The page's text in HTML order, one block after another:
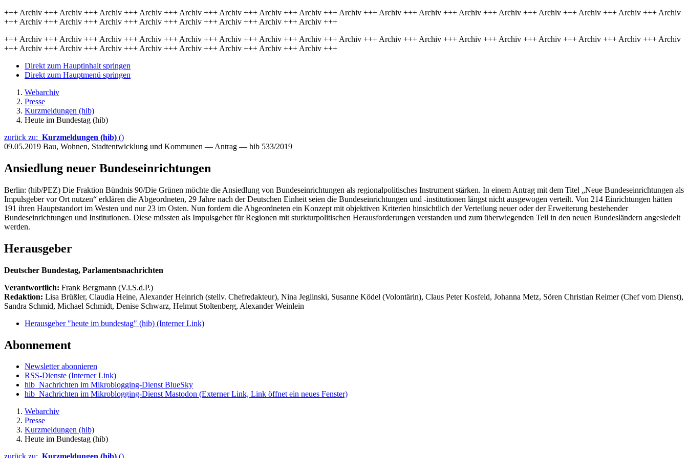
+++ Archiv +++ Archiv +++ Archiv +++ Archiv +++ Archiv +++ Archiv +++ Archiv +++ Archiv +++ Archiv +++ Archiv +++ Archiv +++ Archiv +++ Archiv +++ Archiv +++ Archiv +++ Archiv +++ Archiv
+++ Archiv +++ Archiv +++ Archiv +++ Archiv +++ Archiv +++ Archiv +++ Archiv +++ Archiv +++
+++ Archiv +++ Archiv +++ Archiv +++ Archiv +++ Archiv +++ Archiv +++ Archiv +++ Archiv +++ Archiv +++ Archiv +++ Archiv +++ Archiv +++ Archiv +++ Archiv +++ Archiv +++ Archiv +++ Archiv
+++ Archiv +++ Archiv +++ Archiv +++ Archiv +++ Archiv +++ Archiv +++ Archiv +++ Archiv +++
Direkt zum Hauptinhalt springen
Direkt zum Hauptmenü springen
Webarchiv
Presse
Kurzmeldungen (hib)
Heute im Bundestag (hib)
zurück zu: Kurzmeldungen (hib) ()
09.05.2019 Bau, Wohnen, Stadtentwicklung und Kommunen — Antrag — hib 533/2019
Ansiedlung neuer Bundeseinrichtungen
Berlin: (hib/PEZ) Die Fraktion Bündnis 90/Die Grünen möchte die Ansiedlung von Bundeseinrichtungen als regionalpolitisches Instrument stärken. In einem Antrag mit dem Titel „Neue Bundeseinrichtungen als
Impulsgeber vor Ort nutzen“ erklären die Abgeordneten, 29 Jahre nach der Deutschen Einheit seien die Bundeseinrichtungen und -institutionen längst nicht ausgewogen verteilt. Von 214 Einrichtungen hätten
191 ihren Hauptstandort im Westen und nur 23 im Osten. Nun fordern die Abgeordneten ein Konzept mit objektiven Kriterien hinsichtlich der Verteilung neuer oder der Erweiterung bestehender
Bundeseinrichtungen und Institutionen. Diese müssten als Impulsgeber für Regionen mit sturkturpolitischen Herausforderungen verstanden und zum überwiegenden Teil in den neuen Bundesländern angesiedelt
werden.
Herausgeber
Deutscher Bundestag, Parlamentsnachrichten
Verantwortlich: Frank Bergmann (V.i.S.d.P.)
Redaktion: Lisa Brüßler, Claudia Heine, Alexander Heinrich (stellv. Chefredakteur), Nina Jeglinski, Susanne Ködel (Volontärin), Claus Peter Kosfeld, Johanna Metz, Sören Christian Reimer (Chef vom Dienst),
Sandra Schmid, Michael Schmidt, Denise Schwarz, Helmut Stoltenberg, Alexander Weinlein
Herausgeber "heute im bundestag" (hib) (Interner Link)
Abonnement
Newsletter abonnieren
RSS-Dienste (Interner Link)
hib_Nachrichten im Mikroblogging-Dienst BlueSky
hib_Nachrichten im Mikroblogging-Dienst Mastodon (Externer Link, Link öffnet ein neues Fenster)
Webarchiv
Presse
Kurzmeldungen (hib)
Heute im Bundestag (hib)